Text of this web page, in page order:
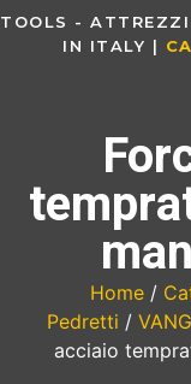
TOOLS -
IN ITALY | C AV
Home/
Pedretti /
acciaio